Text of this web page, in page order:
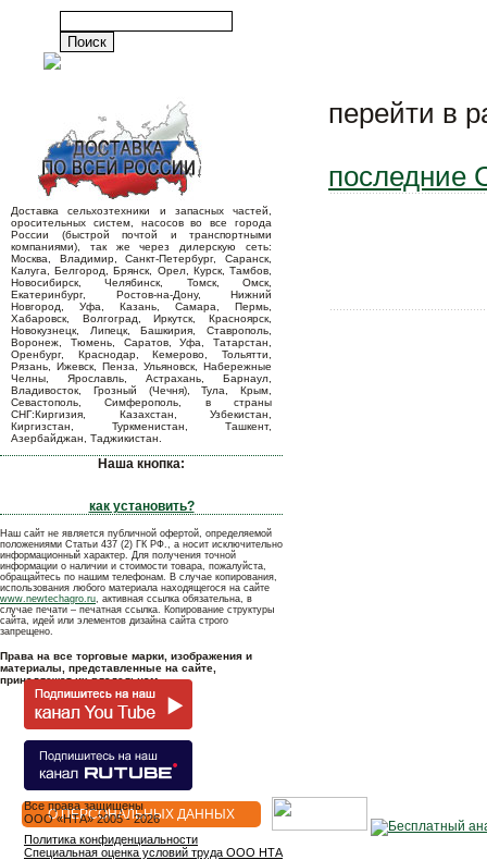
Доставка сельхозтехники и запасных частей,
оросительных систем, насосов во все города
России (быстрой почтой и транспортными
компаниями), так же через дилерскую сеть:
Москва, Владимир, Санкт-Петербург, Саранск,
Калуга, Белгород, Брянск, Орел, Курск, Тамбов,
Новосибирск, Челябинск, Томск, Омск,
Екатеринбург, Ростов-на-Дону, Нижний
Новгород, Уфа, Казань, Самара, Пермь,
Хабаровск, Волгоград, Иркутск, Красноярск,
Новокузнецк, Липецк, Башкирия, Ставрополь,
Воронеж, Тюмень, Саратов, Уфа, Татарстан,
Оренбург, Краснодар, Кемерово, Тольятти,
Рязань, Ижевск, Пенза, Ульяновск, Набережные
Челны, Ярославль, Астрахань, Барнаул,
Владивосток, Грозный (Чечня), Тула, Крым,
Севастополь, Симферополь, в страны
СНГ:Киргизия, Казахстан, Узбекистан,
Киргизстан, Туркменистан, Ташкент,
Азербайджан, Таджикистан.
Наша кнопка:
как установить?
Наш сайт не является публичной офертой, определяемой
положениями Статьи 437 (2) ГК РФ., а носит исключительно
информационный характер. Для получения точной
информации о наличии и стоимости товара, пожалуйста,
обращайтесь по нашим телефонам. В случае копирования,
использования любого материала находящегося на сайте
www.newtechagro.ru, активная ссылка обязательна, в
случае печати – печатная ссылка. Копирование структуры
сайта, идей или элементов дизайна сайта строго
запрещено.
Права на все торговые марки, изображения и
материалы, представленные на сайте,
принадлежат их владельцам.
перейти в
последние
О ПЕРСОНАЛЬНЫХ ДАННЫХ
Все права защищены
OOO «НТА» 2005 - 2026
Политика конфиденциальности
Специальная оценка условий труда ООО НТА